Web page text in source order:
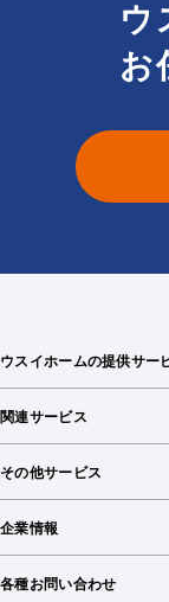
ウ
お
ウスイホームの提供サー
関連サービス
その他サービス
企業情報
各種お問い合わせ